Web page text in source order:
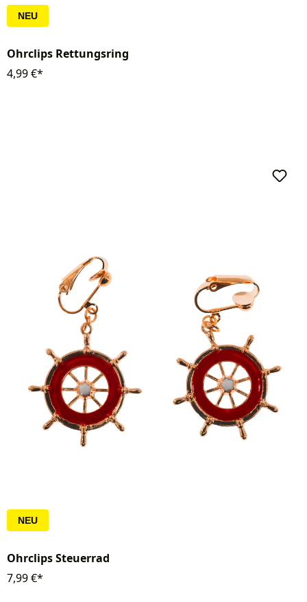
NEU
Ohrclips Rettungsring
4,99 €*
NEU
Ohrclips Steuerrad
7,99 €*